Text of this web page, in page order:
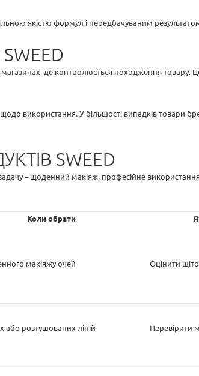
якістю формул і передбачуваним
магазинах, де контролюється походження товару.
використання. У більшості випадків товари
SWEED
– щоденний макіяж, професійне
Коли обрати
макіяжу очей Оцінити
або розтушованих ліній Перевірити